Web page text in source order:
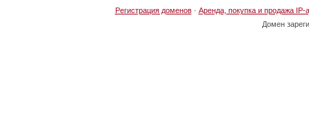
Регистрация доменов· Аренда, покупка и продажа IP-
Домен